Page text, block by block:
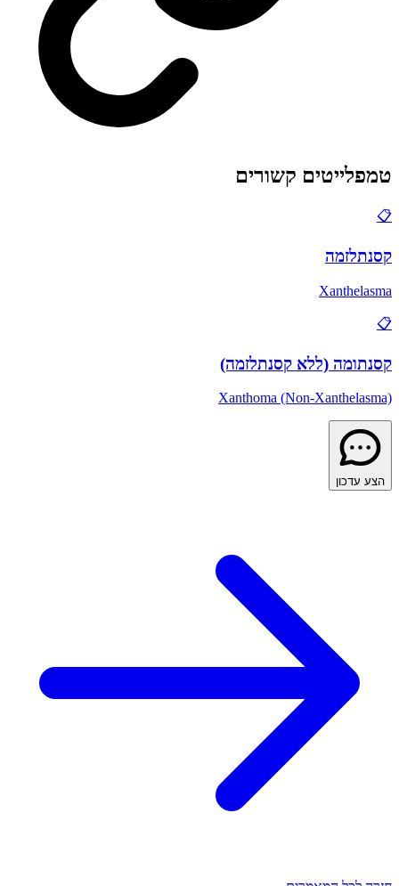
טמפלייטים קשורים
📋
קסנתלזמה
Xanthelasma
📋
קסנתומה (ללא קסנתלזמה)
Xanthoma (Non-Xanthelasma)
הצע עדכון